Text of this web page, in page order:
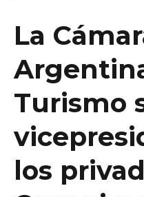
La
Turismo
los